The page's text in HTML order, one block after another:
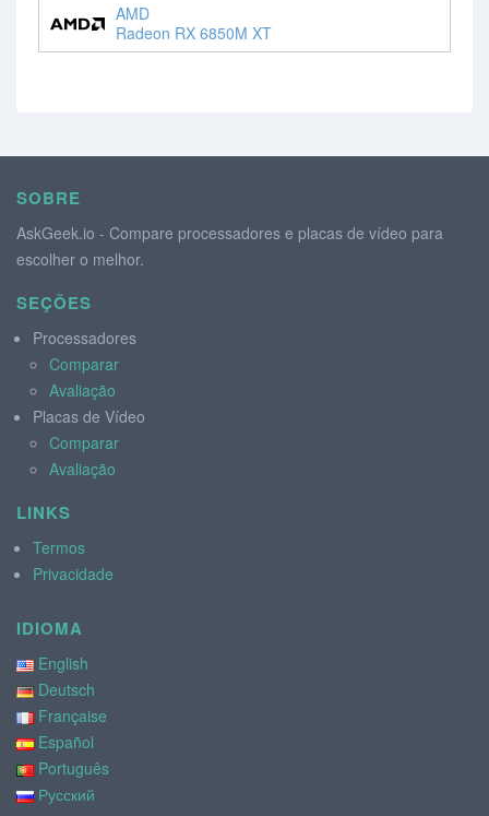
AMD
Radeon RX 6850M XT
SOBRE
AskGeek.io - Compare processadores e placas de vídeo para
escolher o melhor.
SEÇÕES
Processadores
Comparar
Avaliação
Placas de Vídeo
Comparar
Avaliação
LINKS
Termos
Privacidade
IDIOMA
English
Deutsch
Française
Español
Português
Русский